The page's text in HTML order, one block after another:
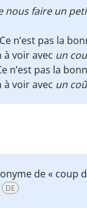
nous faire un
Ce n’est pas la
à voir avec un
n’est pas la
à voir avec un
de « coup
DE